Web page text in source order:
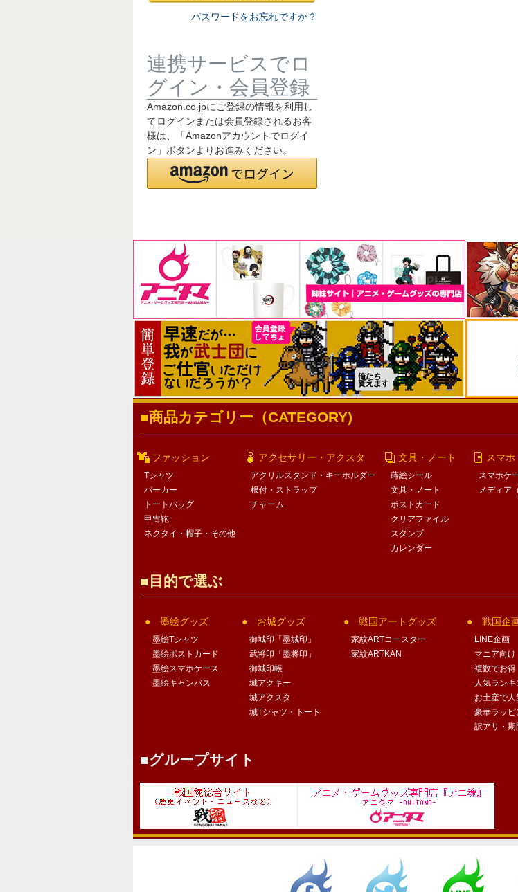
パスワードをお忘れですか？
連携サービスでロ
グイン・会員登録
Amazon.co.jpにご登録の情報を利用し
てログインまたは会員登録されるお客
様は、「Amazonアカウントでログイ
ン」ボタンよりお進みください。
商品カテゴリー（CATEGORY)
ファッション
Tシャツ
パーカー
トートバッグ
甲冑鞄
ネクタイ・帽子・その他
アクセサリー・アクスタ
アクリルスタンド・キーホルダー
根付・ストラップ
チャーム
文具・ノート
蒔絵シール
文具・ノート
ポストカード
クリアファイル
スタンプ
カレンダー
スマ
スマホケ
メディア
目的で選ぶ
墨絵グッズ
墨絵Tシャツ
墨絵ポストカード
墨絵スマホケース
墨絵キャンバス
お城グッズ
御城印「墨城印」
武将印「墨将印」
御城印帳
城アクキー
城アクスタ
城Tシャツ・トート
戦国アートグッズ
家紋ARTコースター
家紋ARTKAN
戦国企
LINE企画
マニア向け
複数でお得
人気ランキ
お土産で人
豪華ラッピ
訳アリ・期
グループサイト